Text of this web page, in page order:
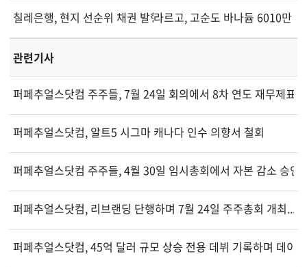
칠레은행, 현지 선순위 채권 발행으로 CLF 30만 조달
라르고, 고순도 바나듐 6010만
관련기사
퍼페추얼스닷컴 주주들, 7월 24일 회의에서 8차 연도 재무제표
퍼페추얼스닷컴, 알트5 시그마 캐나다 인수 의향서 철회
퍼페추얼스닷컴 주주들, 4월 30일 임시총회에서 자본 감소 승인
퍼페추얼스닷컴, 리브랜딩 단행하며 7월 24일 주주총회 개최...
퍼페추얼스닷컴, 45억 달러 규모 상승 전용 데뷔 기록하며 데이